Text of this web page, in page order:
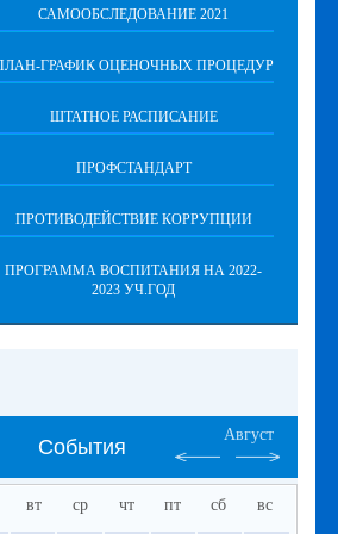
САМООБСЛЕДОВАНИЕ 2021
ГРАФИК ОЦЕНОЧНЫХ ПРОЦЕДУР
ШТАТНОЕ РАСПИСАНИЕ
ПРОФСТАНДАРТ
ПРОТИВОДЕЙСТВИЕ КОРРУПЦИИ
ПРОГРАММА ВОСПИТАНИЯ НА 2022-
2023 УЧ.ГОД
События
Август
вт ср чт пт сб вс